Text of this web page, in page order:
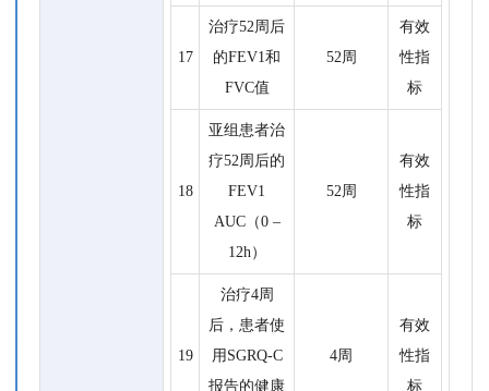
17
治疗52周后
的FEV1和
FVC值
52周
有效
性指
标
18
亚组患者治
疗52周后的
FEV1
AUC（0 –
12h）
52周
有效
性指
标
19
治疗4周
后，患者使
用SGRQ-C
报告的健康
4周
有效
性指
标